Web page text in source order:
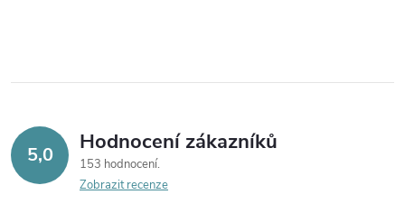
5,0 Hodnocení zákazníků
153 hodnocení
Zobrazit recenze